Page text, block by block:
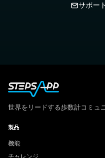
サポー
世界をリードする歩数計コミュ
製品
機能
チャレンジ